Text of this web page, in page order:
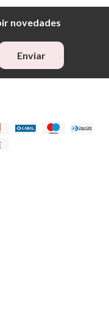
novedades
Enviar